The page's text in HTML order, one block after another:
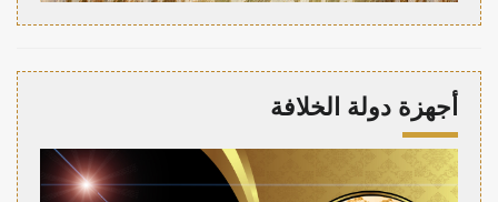
أجهزة دولة الخلافة